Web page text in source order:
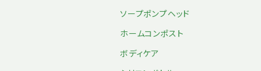
ソープポンプヘッド
ホームコンポスト
ボディケア